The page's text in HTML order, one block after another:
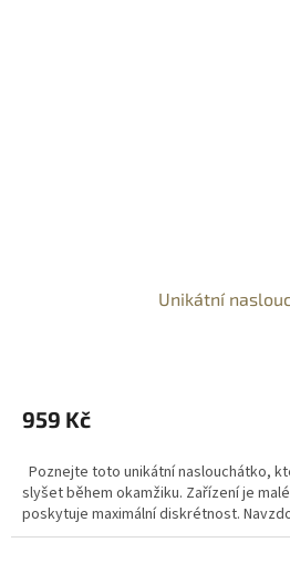
Unikátní
959 Kč
Poznejte toto unikátní naslouchátko,
slyšet během okamžiku. Zařízení je
poskytuje maximální diskrétnost.